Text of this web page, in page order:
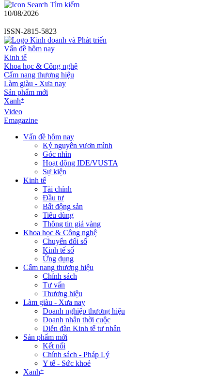
Tìm kiếm
10/08/2026
ISSN-2815-5823
Vấn đề hôm nay
Kinh tế
Khoa học & Công nghệ
Cẩm nang thương hiệu
Làm giàu - Xưa nay
Sản phẩm mới
Xanh+
Video
Emagazine
Vấn đề hôm nay
Kỷ nguyên vươn mình
Góc nhìn
Hoạt động IDE/VUSTA
Sự kiện
Kinh tế
Tài chính
Đầu tư
Bất động sản
Tiêu dùng
Thông tin giá vàng
Khoa học & Công nghệ
Chuyển đổi số
Kinh tế số
Ứng dụng
Cẩm nang thương hiệu
Chính sách
Tư vấn
Thương hiệu
Làm giàu - Xưa nay
Doanh nghiệp thương hiệu
Doanh nhân thời cuộc
Diễn đàn Kinh tế tư nhân
Sản phẩm mới
Kết nối
Chính sách - Pháp Lý
Y tế - Sức khoẻ
Xanh+